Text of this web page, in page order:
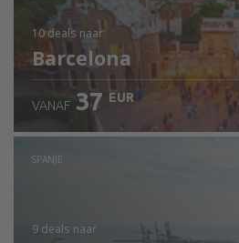
10 deals naar
Barcelona
VANAF 37 EUR
SPANJE
9 deals naar